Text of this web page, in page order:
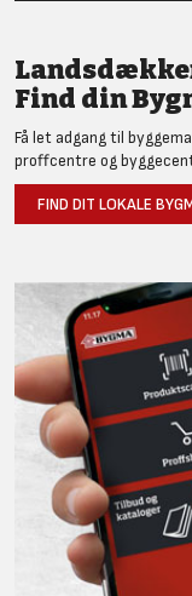
Find din
Få let adgang til
proffcentre og
FIND DIT LOKALE